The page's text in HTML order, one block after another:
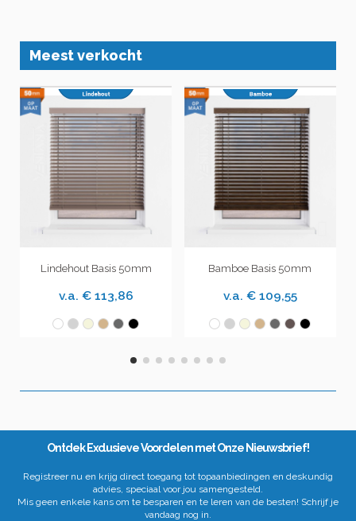
Meest verkocht
Lindehout Basis 50mm
v.a. € 113,86
Bamboe Basis 50mm
v.a. € 109,55
Ontdek Exclusieve Voordelen met Onze Nieuwsbrief!
Registreer nu en krijg direct toegang tot topaanbiedingen en deskundig
advies, speciaal voor jou samengesteld.
Mis geen enkele kans om te besparen en te leren van de besten! Schrijf je
vandaag nog in.